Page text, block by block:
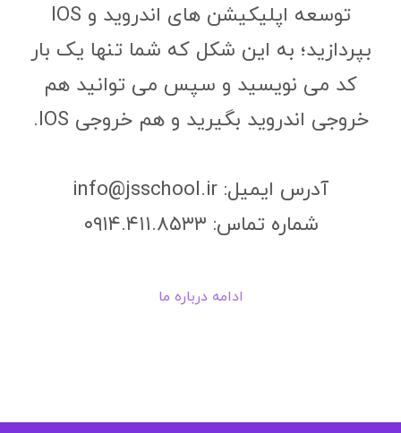
توسعه اپلیکیشن های اندروید و IOS
بپردازید؛ به این شکل که شما تنها یک بار
کد می نویسید و سپس می توانید هم
خروجی اندروید بگیرید و هم خروجی IOS.
آدرس ایمیل: info@jsschool.ir
شماره تماس: ۰۹۱۴.۴۱۱.۸۵۳۳
ادامه درباره ما